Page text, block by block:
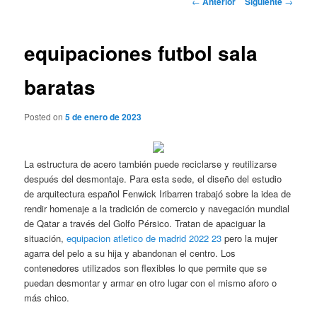
equipaciones futbol sala
baratas
Posted on5 de enero de 2023
La estructura de acero también puede reciclarse y reutilizarse
después del desmontaje. Para esta sede, el diseño del estudio
de arquitectura español Fenwick Iribarren trabajó sobre la idea de
rendir homenaje a la tradición de comercio y navegación mundial
de Qatar a través del Golfo Pérsico. Tratan de apaciguar la
situación,equipacion atletico de madrid 2022 23 pero la mujer
agarra del pelo a su hija y abandonan el centro. Los
contenedores utilizados son flexibles lo que permite que se
puedan desmontar y armar en otro lugar con el mismo aforo o
más chico.